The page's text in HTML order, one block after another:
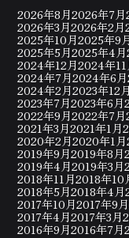
2026年8月2026年7月
2026年3月2026年2月
2025年10月2025年9
2025年5月2025年4月
2024年12月2024年
2024年7月2024年6月
2024年2月2023年12
2023年7月2023年6月
2022年9月2022年7月
2021年3月2021年1月
2020年2月2020年1月
2019年9月2019年8月
2019年4月2019年3月
2018年11月2018年10
2018年5月2018年4月
2017年10月2017年9月
2017年4月2017年3月
2016年9月2016年7月